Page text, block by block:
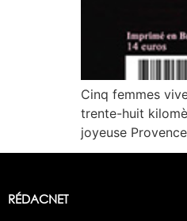
Cinq femmes
trente-huit
joyeuse
RÉDACNET